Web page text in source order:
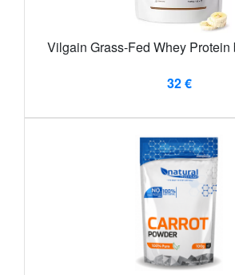
Vilgain Grass-Fed Whey Protein
32 €